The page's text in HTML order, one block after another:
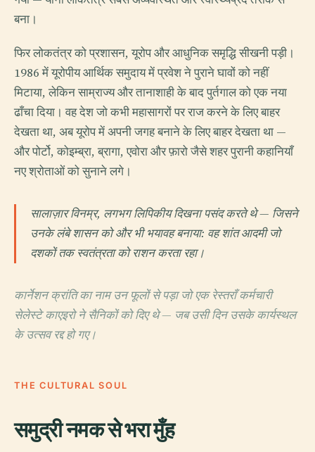
बना।
फिर लोकतंत्र को प्रशासन, यूरोप और आधुनिक समृद्धि सीखनी पड़ी।
1986 में यूरोपीय आर्थिक समुदाय में प्रवेश ने पुराने घावों को नहीं
मिटाया, लेकिन साम्राज्य और तानाशाही के बाद पुर्तगाल को एक नया
ढाँचा दिया। वह देश जो कभी महासागरों पर राज करने के लिए बाहर
देखता था, अब यूरोप में अपनी जगह बनाने के लिए बाहर देखता था —
और पोर्टो, कोइम्ब्रा, ब्रागा, एवोरा और फ़ारो जैसे शहर पुरानी कहानियाँ
नए श्रोताओं को सुनाने लगे।
सालाज़ार विनम्र, लगभग लिपिकीय दिखना पसंद करते थे — जिसने
उनके लंबे शासन को और भी भयावह बनाया: वह शांत आदमी जो
दशकों तक स्वतंत्रता को राशन करता रहा।
कार्नेशन क्रांति का नाम उन फूलों से पड़ा जो एक रेस्तराँ कर्मचारी
सेलेस्टे काएइरो ने सैनिकों को दिए थे — जब उसी दिन उसके कार्यस्थल
के उत्सव रद्द हो गए।
THE CULTURAL SOUL
समुद्री नमक से भरा मुँह